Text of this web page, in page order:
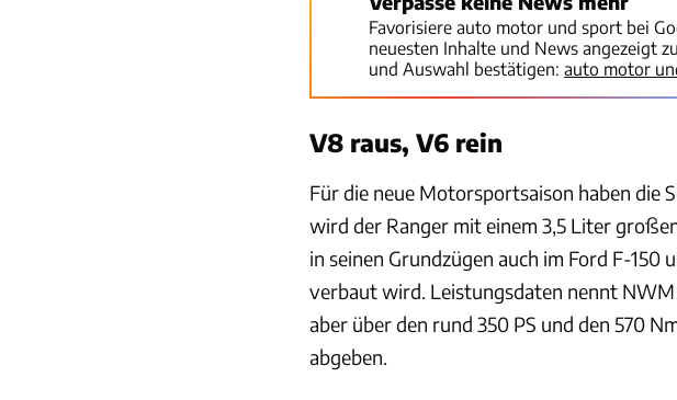
Favorisiere auto motor und sport bei
neuesten Inhalte und News angezeigt
und Auswahl bestätigen: auto motor
V8 raus, V6 rein
Für die neue Motorsportsaison haben die
wird der Ranger mit einem 3,5 Liter
in seinen Grundzügen auch im Ford F-150
verbaut wird. Leistungsdaten nennt
aber über den rund 350 PS und den 570
abgeben.